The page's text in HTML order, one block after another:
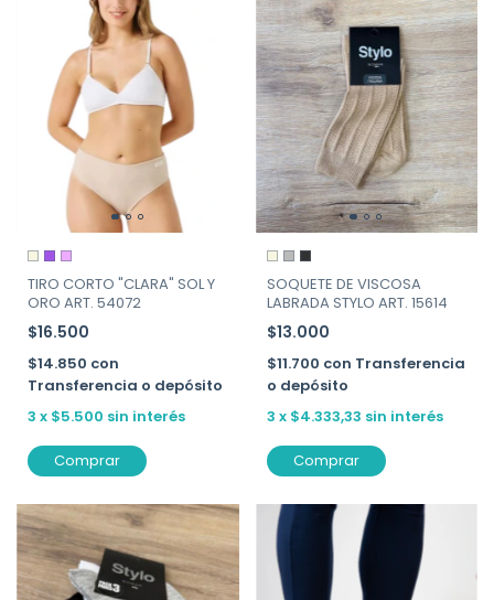
TIRO CORTO "CLARA" SOL Y
ORO ART. 54072
$16.500
$14.850 con
Transferencia o depósito
3 x $5.500 sin interés
Comprar
SOQUETE DE VISCOSA
LABRADA STYLO ART. 15614
$13.000
$11.700 con Transferencia
o depósito
3 x $4.333,33 sin interés
Comprar